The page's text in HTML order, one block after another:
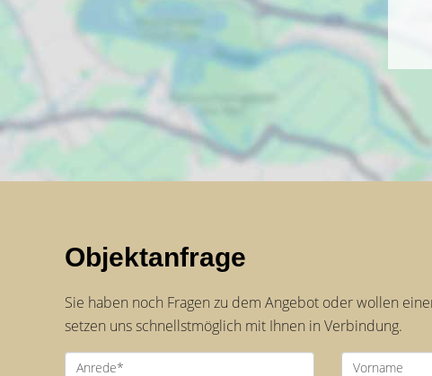
Objektanfrage
Sie haben noch Fragen zu dem Angebot oder wollen
setzen uns schnellstmöglich mit Ihnen in Verbindung.